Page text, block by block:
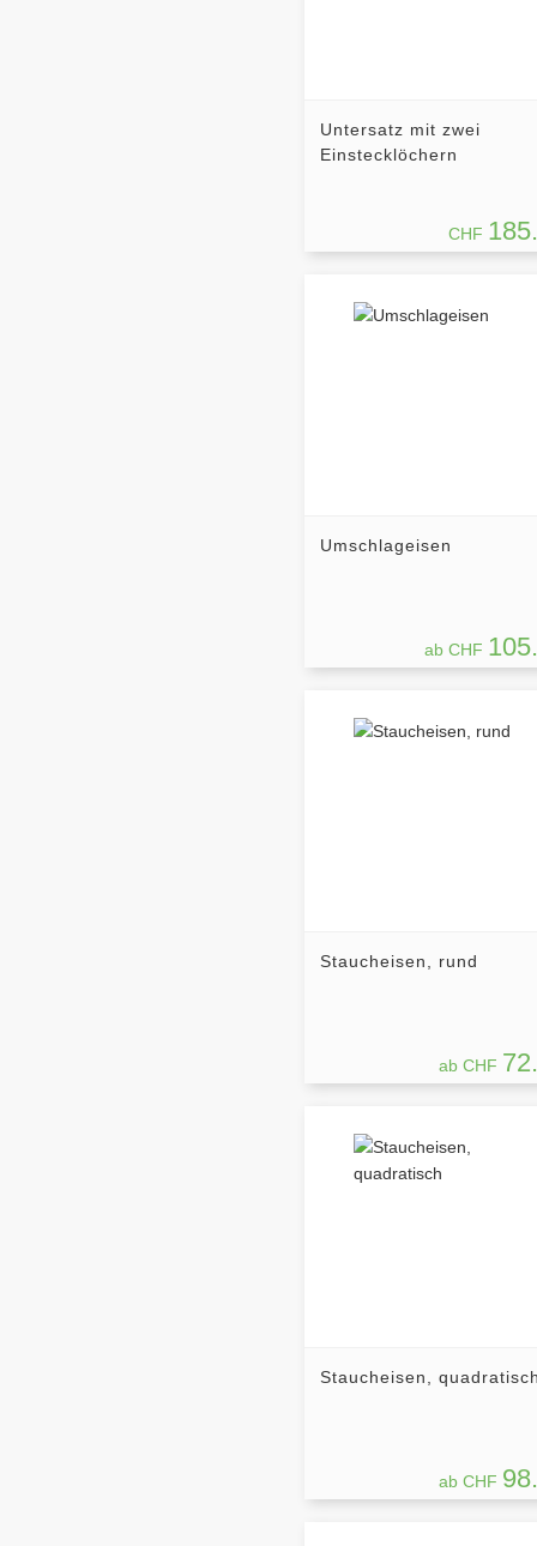
Untersatz mit zwei
Einstecklöchern
CHF
Umschlageisen
ab CHF
Staucheisen, rund
ab CHF
Staucheisen,
ab CHF